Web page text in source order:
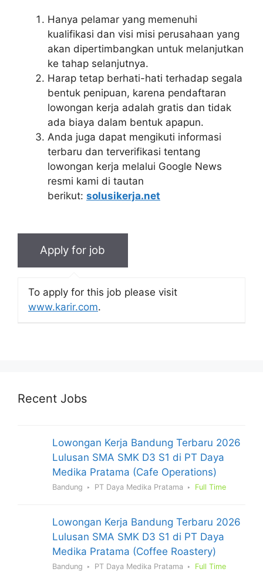
Hanya pelamar yang memenuhi
kualifikasi dan visi misi perusahaan yang
akan dipertimbangkan untuk melanjutkan
ke tahap selanjutnya.
Harap tetap berhati-hati terhadap segala
bentuk penipuan, karena pendaftaran
lowongan kerja adalah gratis dan tidak
ada biaya dalam bentuk apapun.
Anda juga dapat mengikuti informasi
terbaru dan terverifikasi tentang
lowongan kerja melalui Google News
resmi kami di tautan
berikut: solusikerja.net
To apply for this job please visit
www.karir.com.
Recent Jobs
Lowongan Kerja Bandung Terbaru 2026
Lulusan SMA SMK D3 S1 di PT Daya
Medika Pratama (Cafe Operations)
Bandung PT Daya Medika Pratama Full Time
Lowongan Kerja Bandung Terbaru 2026
Lulusan SMA SMK D3 S1 di PT Daya
Medika Pratama (Coffee Roastery)
Bandung PT Daya Medika Pratama Full Time